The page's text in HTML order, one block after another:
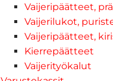
Vaijeripäätteet,
Vaijerilukot,
Vaijeripäätteet,
Kierrepäätteet
Vaijerityökalut